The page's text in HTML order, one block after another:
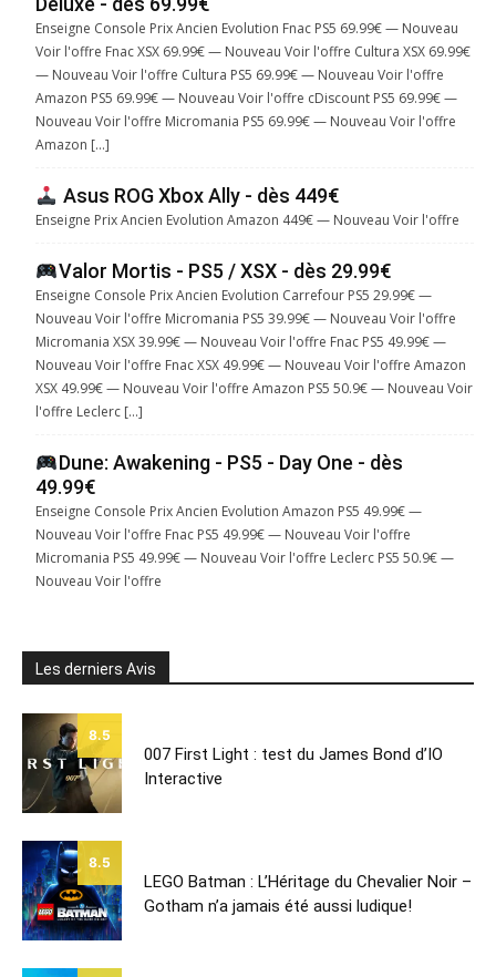
Enseigne Console Prix Ancien Evolution Fnac PS5 69.99€ — Nouveau
Voir l'offre Fnac XSX 69.99€ — Nouveau Voir l'offre Cultura XSX 69.99€
— Nouveau Voir l'offre Cultura PS5 69.99€ — Nouveau Voir l'offre
Amazon PS5 69.99€ — Nouveau Voir l'offre cDiscount PS5 69.99€ —
Nouveau Voir l'offre Micromania PS5 69.99€ — Nouveau Voir l'offre
Amazon […]
Asus ROG Xbox Ally - dès 449€
Enseigne Prix Ancien Evolution Amazon 449€ — Nouveau Voir l'offre
Valor Mortis - PS5 / XSX - dès 29.99€
Enseigne Console Prix Ancien Evolution Carrefour PS5 29.99€ —
Nouveau Voir l'offre Micromania PS5 39.99€ — Nouveau Voir l'offre
Micromania XSX 39.99€ — Nouveau Voir l'offre Fnac PS5 49.99€ —
Nouveau Voir l'offre Fnac XSX 49.99€ — Nouveau Voir l'offre Amazon
XSX 49.99€ — Nouveau Voir l'offre Amazon PS5 50.9€ — Nouveau Voir
l'offre Leclerc […]
Dune: Awakening - PS5 - Day One - dès
49.99€
Enseigne Console Prix Ancien Evolution Amazon PS5 49.99€ —
Nouveau Voir l'offre Fnac PS5 49.99€ — Nouveau Voir l'offre
Micromania PS5 49.99€ — Nouveau Voir l'offre Leclerc PS5 50.9€ —
Nouveau Voir l'offre
Les derniers Avis
8.5
007 First Light : test du James Bond d’IO
Interactive
8.5
LEGO Batman : L’Héritage du Chevalier Noir –
Gotham n’a jamais été aussi ludique!